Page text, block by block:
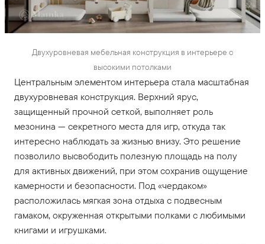
Двухуровневая мебельная конструкция в интерьере с
высокими потолками
Центральным элементом интерьера стала масштабная
двухуровневая конструкция. Верхний ярус,
защищенный прочной сеткой, выполняет роль
мезонина — секретного места для игр, откуда так
интересно наблюдать за жизнью внизу. Это решение
позволило высвободить полезную площадь на полу
для активных движений, при этом сохранив ощущение
камерности и безопасности. Под «чердаком»
расположилась мягкая зона отдыха с подвесным
гамаком, окруженная открытыми полками с любимыми
книгами и игрушками.